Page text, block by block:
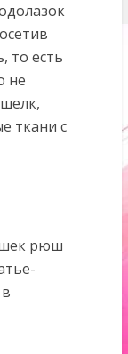
то есть
не
ткани с
рюш